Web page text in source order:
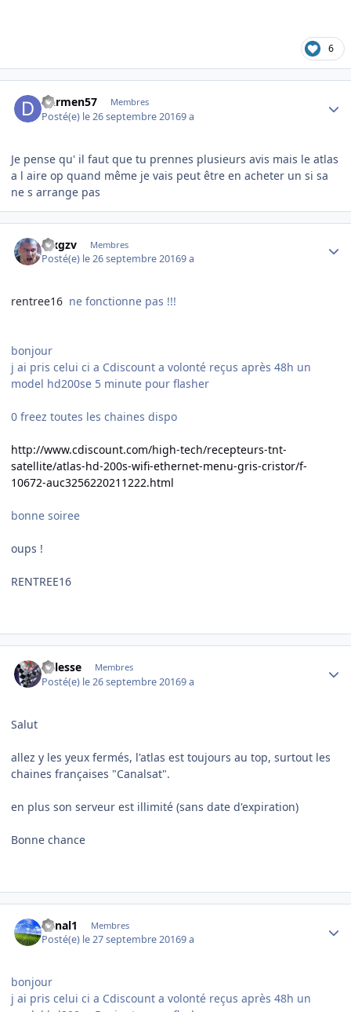
6
Darmen57 Membres
Posté(e) le 26 septembre 20169 a
Je pense qu' il faut que tu prennes plusieurs avis mais le atlas
a l aire op quand même je vais peut être en acheter un si sa
ne s arrange pas
kixgzv Membres
Posté(e) le 26 septembre 20169 a
rentree16 ne fonctionne pas !!!
bonjour
j ai pris celui ci a Cdiscount a volonté reçus après 48h un
model hd200se 5 minute pour flasher
0 freez toutes les chaines dispo
http://www.cdiscount.com/high-tech/recepteurs-tnt-
satellite/atlas-hd-200s-wifi-ethernet-menu-gris-cristor/f-
10672-auc3256220211222.html
bonne soiree
oups !
RENTREE16
nillesse Membres
Posté(e) le 26 septembre 20169 a
Salut
allez y les yeux fermés, l'atlas est toujours au top, surtout les
chaines françaises "Canalsat".
en plus son serveur est illimité (sans date d'expiration)
Bonne chance
banal1 Membres
Posté(e) le 27 septembre 20169 a
bonjour
j ai pris celui ci a Cdiscount a volonté reçus après 48h un